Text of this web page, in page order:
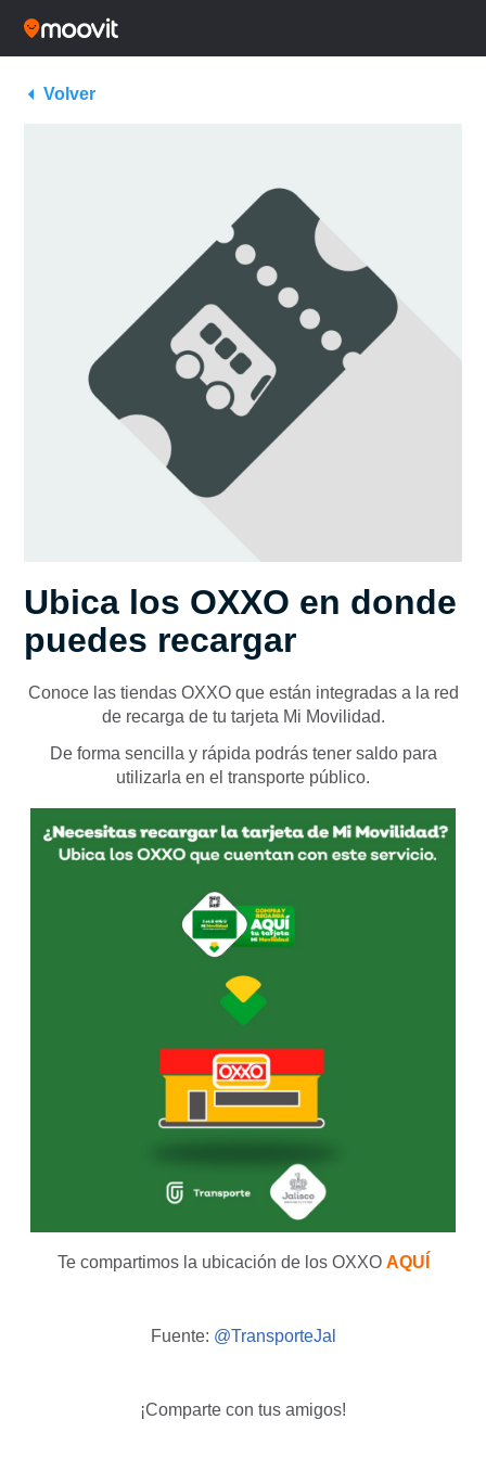
Volver
Ubica los OXXO en donde
puedes recargar
Conoce las tiendas OXXO que están integradas a la red
de recarga de tu tarjeta Mi Movilidad.
De forma sencilla y rápida podrás tener saldo para
utilizarla en el transporte público.
Te compartimos la ubicación de los OXXO AQUÍ
Fuente: @TransporteJal
¡Comparte con tus amigos!